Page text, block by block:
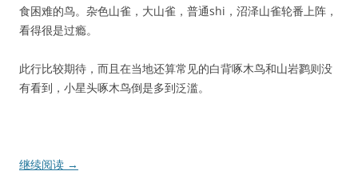
食困难的鸟。杂色山雀，大山雀，普通shi，沼泽山雀轮番上阵，
看得很是过瘾。
此行比较期待，而且在当地还算常见的白背啄木鸟和山岩鹨则没
有看到，小星头啄木鸟倒是多到泛滥。
继续阅读 →